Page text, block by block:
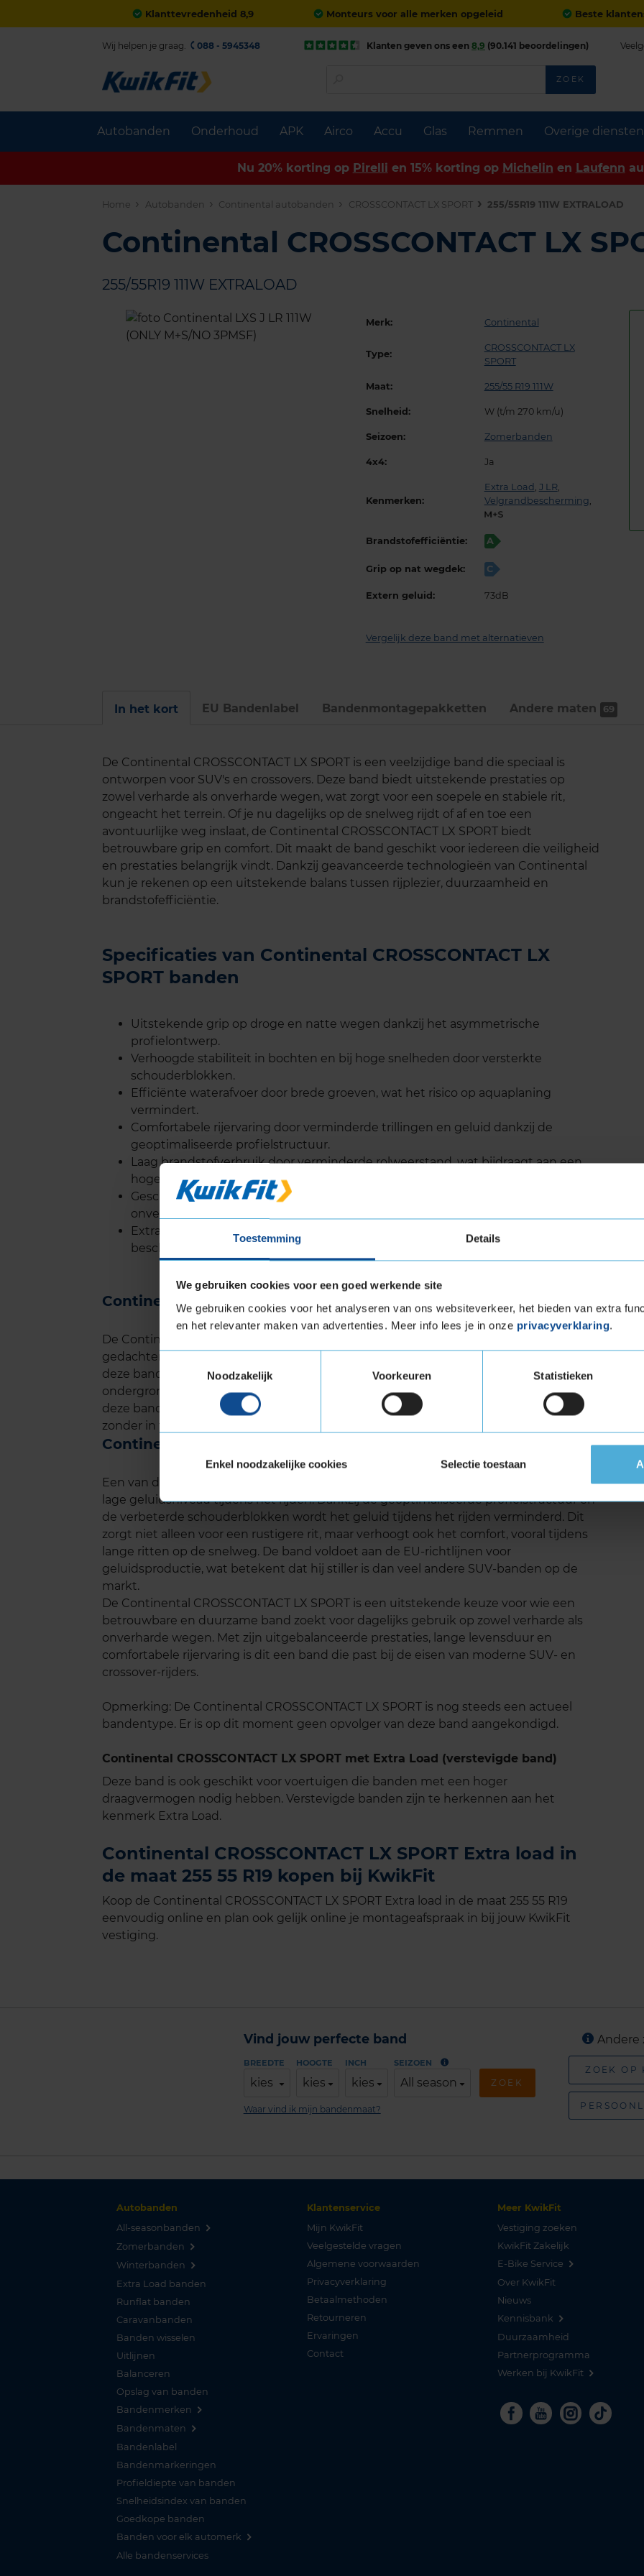
Toestemming Details
We gebruiken cookies voor een goed werkende site
We gebruiken cookies voor het analyseren van ons websiteverkeer, het bieden van extra
en het relevanter maken van advertenties. Meer info lees je in onze privacyverklaring.
Noodzakelijk
Voorkeuren Statistieken
Enkel noodzakelijke cookies Selectie toestaan
Klanttevredenheid 8,9 Monteurs voor alle merken opgeleid Beste
Autobanden Onderhoud APK Airco Accu Glas Remmen Overige diensten
Wij helpen je graag. 088 - 5945348 Klanten geven ons een 8,9 (90.141 beoordelingen)
ZOEK
Nu 20% korting op Pirelli en 15% korting op Michelin en Laufenn
Home Autobanden Continental autobanden CROSSCONTACT LX SPORT 255/55R19 111W EXTRALOAD
Continental CROSSCONTACT LX
255/55R19 111W EXTRALOAD
Merk: Continental
Type:
CROSSCONTACT LX
SPORT
Maat: 255/55 R19 111W
Snelheid: W (t/m 270 km/u)
Seizoen: Zomerbanden
4x4: Ja
Kenmerken:
Extra Load , J LR,
Velgrandbescherming,
Brandstofefficiëntie: A
Grip op nat wegdek: C
Extern geluid: 73dB
Vergelijk deze band met alternatieven
In het kort EU Bandenlabel Bandenmontage­pakketten Andere maten 69
De Continental CROSSCONTACT LX SPORT is een veelzijdige band die speciaal is
ontworpen voor SUV's en crossovers. Deze band biedt uitstekende prestaties op
zowel verharde als onverharde wegen, wat zorgt voor een soepele en stabiele rit,
ongeacht het terrein. Of je nu dagelijks op de snelweg rijdt of af en toe een
avontuurlijke weg inslaat, de Continental CROSSCONTACT LX SPORT biedt
betrouwbare grip en comfort. Dit maakt de band geschikt voor iedereen die veiligheid
en prestaties belangrijk vindt. Dankzij geavanceerde technologieën van Continental
kun je rekenen op een uitstekende balans tussen rijplezier, duurzaamheid en
brandstofefficiëntie.
Specificaties van Continental CROSSCONTACT LX
SPORT banden
Uitstekende grip op droge en natte wegen dankzij het asymmetrische
profielontwerp.
Verhoogde stabiliteit in bochten en bij hoge snelheden door versterkte
schouderblokken.
Efficiënte waterafvoer door brede groeven, wat het risico op aquaplaning
vermindert.
Comfortabele rijervaring door verminderde trillingen en geluid dankzij de
geoptimaliseerde profielstructuur.
Laag brandstofverbruik door verminderde rolweerstand, wat bijdraagt aan een
hogere brandstofefficiëntie.
Geschikt voor licht offroad gebruik, ideaal voor SUV’s en crossovers die af en toe
onverharde wegen rijden.
Extra versteviging van de zijwanden voor een langere levensduur en betere
bescherming tegen beschadigingen.
Continental CROSSCONTACT LX SPORT levensduur
De Continental CROSSCONTACT LX SPORT is ontworpen met duurzaamheid in
gedachten. Dankzij het robuuste ontwerp en de innovatieve rubbercompound biedt
deze band een langere levensduur, zelfs bij intensief gebruik op diverse
ondergronden. Onafhankelijke tests, zoals die van de ANWB en ADAC, laten zien dat
deze band goed scoort op slijtvastheid, waardoor je er langer van kunt genieten
zonder in te boeten op veiligheid of prestaties.
Continental CROSSCONTACT LX SPORT geluid
Een van de grootste voordelen van de Continental CROSSCONTACT LX SPORT is het
lage geluidsniveau tijdens het rijden. Dankzij de geoptimaliseerde profielstructuur en
de verbeterde schouderblokken wordt het geluid tijdens het rijden verminderd. Dit
zorgt niet alleen voor een rustigere rit, maar verhoogt ook het comfort, vooral tijdens
lange ritten op de snelweg. De band voldoet aan de EU-richtlijnen voor
geluidsproductie, wat betekent dat hij stiller is dan veel andere SUV-banden op de
markt.
De Continental CROSSCONTACT LX SPORT is een uitstekende keuze voor wie een
betrouwbare en duurzame band zoekt voor dagelijks gebruik op zowel verharde als
onverharde wegen. Met zijn uitgebalanceerde prestaties, lange levensduur en
comfortabele rijervaring is dit een band die past bij de eisen van moderne SUV- en
crossover-rijders.
Opmerking: De Continental CROSSCONTACT LX SPORT is nog steeds een actueel
bandentype. Er is op dit moment geen opvolger van deze band aangekondigd.
Continental CROSSCONTACT LX SPORT met Extra Load (verstevigde band)
Deze band is ook geschikt voor voertuigen die banden met een hoger
draagvermogen nodig hebben. Verstevigde banden zijn te herkennen aan het
kenmerk Extra Load.
Continental CROSSCONTACT LX SPORT Extra load in
de maat 255 55 R19 kopen bij KwikFit
Koop de Continental CROSSCONTACT LX SPORT Extra load in de maat 255 55 R19
eenvoudig online en plan ook gelijk online je montageafspraak in bij jouw KwikFit
vestiging.
Vind jouw perfecte band
BREEDTE
kies
HOOGTE
kies
INCH
kies
SEIZOEN
All season ZOEK
Waar vind ik mijn bandenmaat?
Andere
ZOEK OP
Autobanden
All-seasonbanden
Zomerbanden
Winterbanden
Extra Load banden
Runflat banden
Caravanbanden
Banden wisselen
Uitlijnen
Balanceren
Opslag van banden
Bandenmerken
Bandenmaten
Bandenlabel
Bandenmarkeringen
Profieldiepte van banden
Snelheidsindex van banden
Goedkope banden
Banden voor elk automerk
Alle bandenservices
Klantenservice
Mijn KwikFit
Veelgestelde vragen
Algemene voorwaarden
Privacyverklaring
Betaalmethoden
Retourneren
Ervaringen
Contact
Meer KwikFit
Vestiging zoeken
KwikFit Zakelijk
E-Bike Service
Over KwikFit
Nieuws
Kennisbank
Duurzaamheid
Partnerprogramma
Werken bij KwikFit
Facebook
Youtube